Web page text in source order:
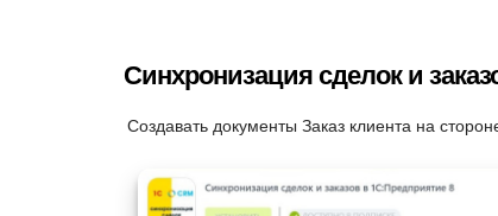
Синхронизация сделок и
Создавать документы Заказ клиента на